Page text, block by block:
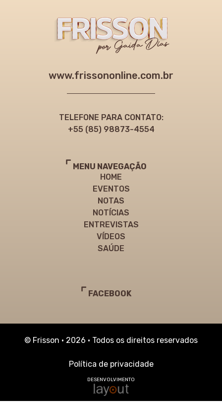
www.frissononline.com.br
TELEFONE PARA CONTATO:
+55 (85) 98873-4554
MENU NAVEGAÇÃO
HOME
EVENTOS
NOTAS
NOTÍCIAS
ENTREVISTAS
VÍDEOS
SAÚDE
FACEBOOK
© Frisson • 2026 • Todos os direitos reservados
Política de privacidade
DESENVOLVIMENTO